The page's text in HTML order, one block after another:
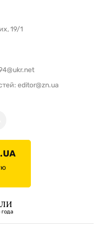
19/1
editor@zn.ua